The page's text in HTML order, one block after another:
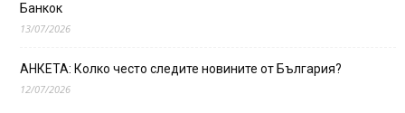
Банкок
13/07/2026
АНКЕТА: Колко често следите новините от България?
12/07/2026